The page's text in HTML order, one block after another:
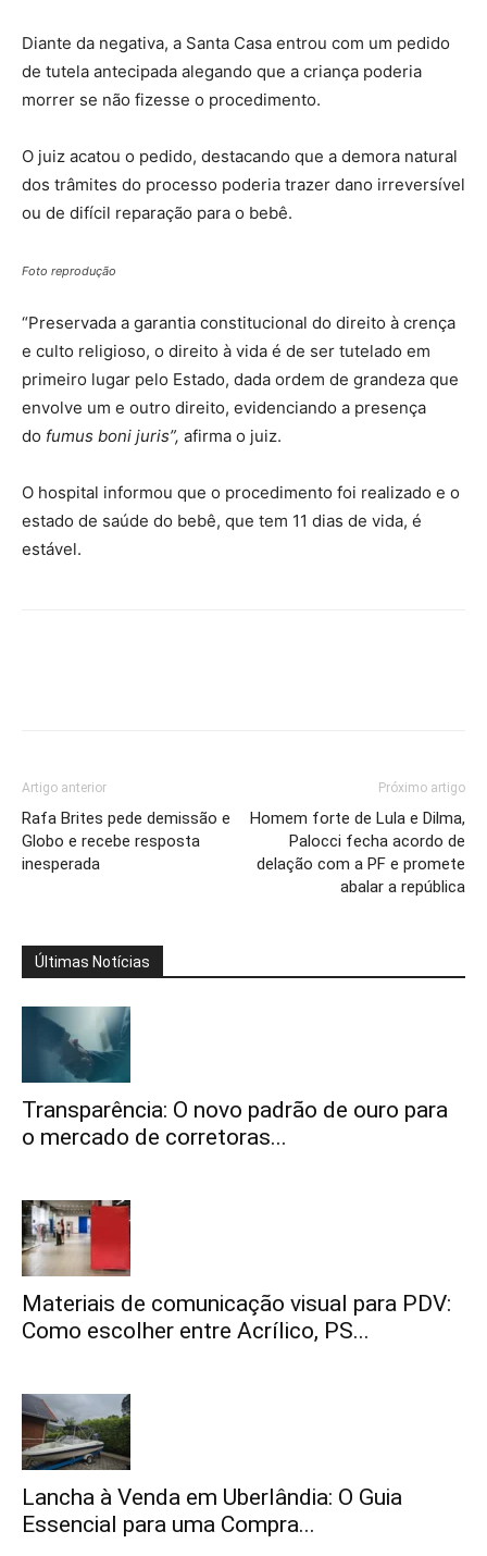
Diante da negativa, a Santa Casa entrou com um pedido
de tutela antecipada alegando que a criança poderia
morrer se não fizesse o procedimento.
O juiz acatou o pedido, destacando que a demora natural
dos trâmites do processo poderia trazer dano irreversível
ou de difícil reparação para o bebê.
Foto reprodução
“Preservada a garantia constitucional do direito à crença
e culto religioso, o direito à vida é de ser tutelado em
primeiro lugar pelo Estado, dada ordem de grandeza que
envolve um e outro direito, evidenciando a presença
do fumus boni juris”, afirma o juiz.
O hospital informou que o procedimento foi realizado e o
estado de saúde do bebê, que tem 11 dias de vida, é
estável.
Artigo anterior
Rafa Brites pede demissão e
Globo e recebe resposta
inesperada
Próximo artigo
Homem forte de Lula e Dilma,
Palocci fecha acordo de
delação com a PF e promete
abalar a república
Últimas Notícias
Transparência: O novo padrão de ouro para
o mercado de corretoras...
Materiais de comunicação visual para PDV:
Como escolher entre Acrílico, PS...
Lancha à Venda em Uberlândia: O Guia
Essencial para uma Compra...